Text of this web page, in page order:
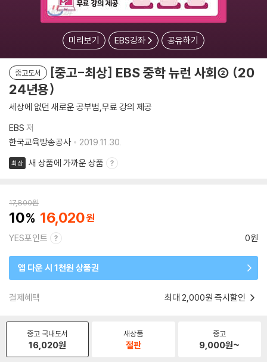
미리보기 EBS강좌 공유하기
중고도서
[중고-최상] EBS 중학 뉴런 사회② (20
24년용)
세상에 없던 새로운 공부법,무료 강의 제공
EBS 저
한국교육방송공사
2019.11.30.
최상 새 상품에 가까운 상품
17,800원
10 16,020
YES포인트 0원
앱 다운 시 1천원 상품권
결제혜택 최대 2,000원 즉시할인
중고 국내도서
16,020원
새상품
절판
중고
9,000원~